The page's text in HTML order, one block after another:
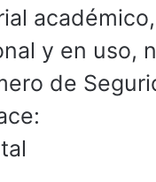
y en uso,
de